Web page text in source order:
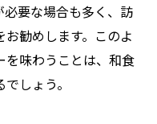
要な場合も多く、訪
勧めします。このよ
を味わうことは、和食
しょう。